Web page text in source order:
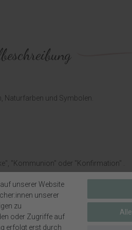
Naturfarben und Symbolen.
"Kommunion" oder "Konfirmation" .
unserer Website
unserer
zu
oder Zugriffe auf
erfolgt erst durch